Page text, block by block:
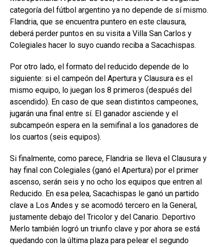
categoría del fútbol argentino ya no depende de sí mismo.
Flandria, que se encuentra puntero en este clausura,
deberá perder puntos en su visita a Villa San Carlos y
Colegiales hacer lo suyo cuando reciba a Sacachispas.
Por otro lado, el formato del reducido depende de lo
siguiente: si el campeón del Apertura y Clausura es el
mismo equipo, lo juegan los 8 primeros (después del
ascendido). En caso de que sean distintos campeones,
jugarán una final entre sí. El ganador asciende y el
subcampeón espera en la semifinal a los ganadores de
los cuartos (seis equipos).
Si finalmente, como parece, Flandria se lleva el Clausura y
hay final con Colegiales (ganó el Apertura) por el primer
ascenso, serán seis y no ocho los equipos que entren al
Reducido. En esa pelea, Sacachispas le ganó un partido
clave a Los Andes y se acomodó tercero en la General,
justamente debajo del Tricolor y del Canario. Deportivo
Merlo también logró un triunfo clave y por ahora se está
quedando con la última plaza para pelear el segundo